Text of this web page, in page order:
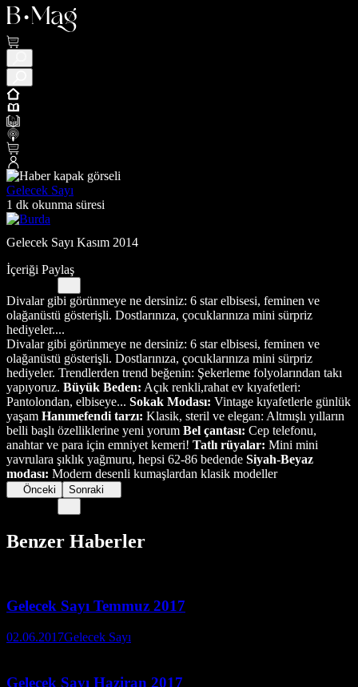
Gelecek Sayı
1 dk okunma süresi
Gelecek Sayı Kasım 2014
İçeriği Paylaş
Divalar gibi görünmeye ne dersiniz: 6 star elbisesi, feminen ve
olağanüstü gösterişli. Dostlarınıza, çocuklarınıza mini sürpriz
hediyeler....
Divalar gibi görünmeye ne dersiniz: 6 star elbisesi, feminen ve
olağanüstü gösterişli. Dostlarınıza, çocuklarınıza mini sürpriz
hediyeler. Trendlerden trend beğenin: Şekerleme folyolarından takı
yapıyoruz. Büyük Beden: Açık renkli,rahat ev kıyafetleri:
Pantolondan, elbiseye... Sokak Modası: Vintage kıyafetlerle günlük
yaşam Hanımefendi tarzı: Klasik, steril ve elegan: Altmışlı yılların
belli başlı özelliklerine yeni yorum Bel çantası: Cep telefonu,
anahtar ve para için emniyet kemeri! Tatlı rüyalar: Mini mini
yavrulara şıklık yağmuru, hepsi 62-86 bedende Siyah-Beyaz
modası: Modern desenli kumaşlardan klasik modeller
Önceki Sonraki
Benzer Haberler
Gelecek Sayı Temmuz 2017
02.06.2017Gelecek Sayı
Gelecek Sayı Haziran 2017